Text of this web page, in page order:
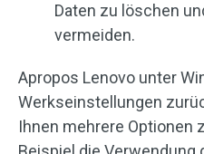
Daten zu löschen
vermeiden.
Apropos Lenovo unter
Werkseinstellungen
Ihnen mehrere Optionen